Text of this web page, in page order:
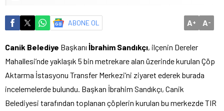
ABONE OL A+ A-
Canik Belediye Başkanı İbrahim Sandıkçı, ilçenin Dereler
Mahallesi’nde yaklaşık 5 bin metrekare alan üzerinde kurulan Çöp
Aktarma İstasyonu Transfer Merkezi’ni ziyaret ederek burada
incelemelerde bulundu. Başkan İbrahim Sandıkçı, Canik
Belediyesi tarafından toplanan çöplerin kurulan bu merkezde TIR